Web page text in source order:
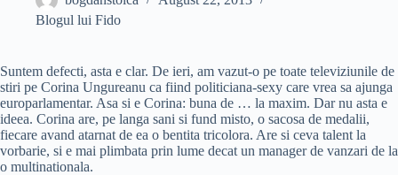
Blogul lui Fido
Suntem defecti, asta e clar. De ieri, am vazut-o pe toate televiziunile de
stiri pe Corina Ungureanu ca fiind politiciana-sexy care vrea sa ajunga
europarlamentar. Asa si e Corina: buna de … la maxim. Dar nu asta e
ideea. Corina are, pe langa sani si fund misto, o sacosa de medalii,
fiecare avand atarnat de ea o bentita tricolora. Are si ceva talent la
vorbarie, si e mai plimbata prin lume decat un manager de vanzari de la
o multinationala.